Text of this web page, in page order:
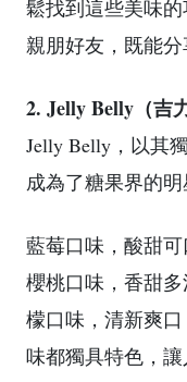
鬆找到這些美味
親朋好友，既能分
2. Jelly Belly（吉
Jelly Belly，以其
成為了糖果界的明
藍莓口味，酸甜
櫻桃口味，香甜
檬口味，清新爽
味都獨具特色，讓